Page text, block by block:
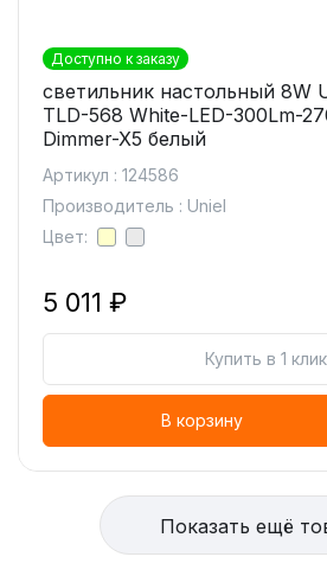
Доступно к заказу
светильник настольный 8W
TLD-568 White-LED-300Lm-
Dimmer-X5 белый
Артикул : 124586
Производитель : Uniel
Цвет:
5 011 ₽
Купить в 1 клик
В корзину
Показать ещё